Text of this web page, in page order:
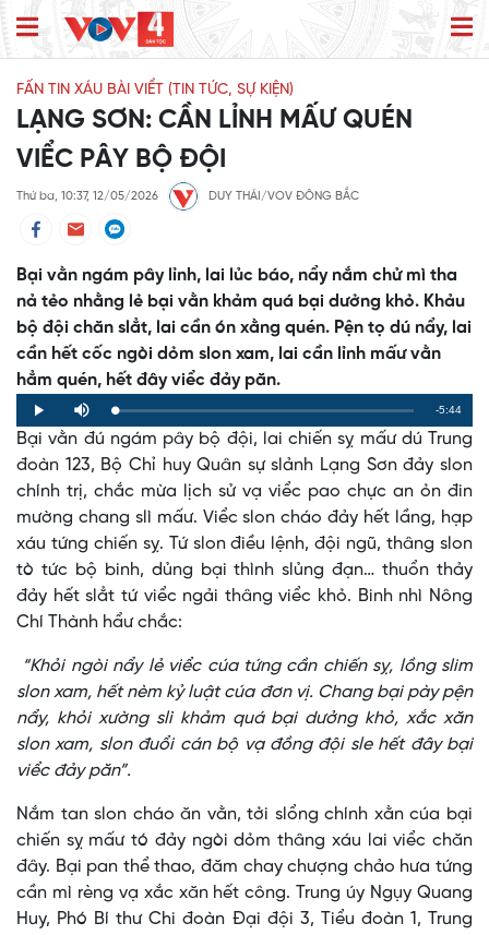
FẤN TIN XÁU BÀI VIỂT (TIN TỨC, SỰ KIỆN)
LẠNG SƠN: CẦN LỈNH MẤƯ QUÉN
VIỂC PÂY BỘ ĐỘI
Thứ ba, 10:37, 12/05/2026 DUY THÁI/VOV ĐÔNG BẮC
Bại vằn ngám pây lỉnh, lai lủc báo, nẩy nắm chử mì tha
nả tẻo nhằng lẻ bại vằn khảm quá bại dưởng khỏ. Khảu
bộ đội chăn slẳt, lai cần ón xằng quén. Pện tọ dú nẩy, lai
cần hết cốc ngòi dỏm slon xam, lai cần lỉnh mấư vằn
hẳm quén, hết đây viểc đảy păn.
Play Mute Loaded:
0%
Progress:
0%
Remaining
Time
-5:44
Bại vằn đú ngám pây bộ đội, lai chiến sỵ mấư dú Trung
đoàn 123, Bộ Chỉ huy Quân sự slảnh Lạng Sơn đảy slon
chính trị, chắc mừa lịch sử vạ viểc pao chực an ỏn đin
mường chang slì mấư. Viểc slon cháo đảy hết lầng, hạp
xáu tứng chiến sỵ. Tứ slon điều lệnh, đội ngũ, thâng slon
tò tức bộ binh, dủng bại thình slủng đạn… thuổn thảy
đảy hết slẳt tứ viểc ngải thâng viểc khỏ. Binh nhì Nông
Chí Thành hẩư chắc:
“Khỏi ngòi nẩy lẻ viểc cúa tứng cần chiến sỵ, lồng slim
slon xam, hết nèm kỷ luật cúa đơn vị. Chang bại pày pện
nẩy, khỏi xường slì khảm quá bại dưởng khỏ, xắc xăn
slon xam, slon đuổi cán bộ vạ đồng đội sle hết đây bại
viểc đảy păn”.
Nắm tan slon cháo ăn vằn, tởi slổng chính xằn cúa bại
chiến sỵ mấư tó đảy ngòi dỏm thâng xáu lai viểc chăn
đây. Bại pan thể thao, đăm chay chượng chảo hưa tứng
cần mì rèng vạ xắc xăn hết công. Trung úy Ngụy Quang
Huy, Phó Bí thư Chi đoàn Đại đội 3, Tiểu đoàn 1, Trung